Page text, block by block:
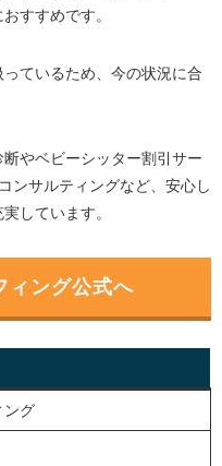
すすめです。
ているため、今の状況に合
やベビーシッター割引サー
ンサルティングなど、安心し
しています。
ィング公式へ
ング